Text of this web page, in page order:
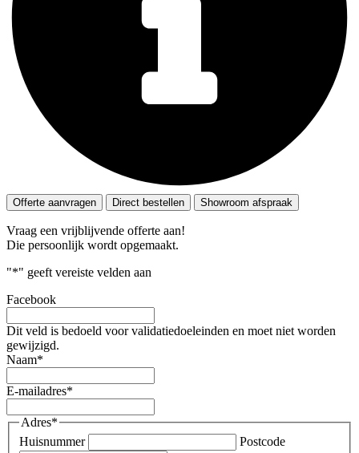
Offerte aanvragen Direct bestellen Showroom afspraak
Vraag een vrijblijvende offerte aan!
Die persoonlijk wordt opgemaakt.
"*" geeft vereiste velden aan
Facebook
Dit veld is bedoeld voor validatiedoeleinden en moet niet worden
gewijzigd.
Naam*
E-mailadres*
Adres*
Huisnummer
Postcode